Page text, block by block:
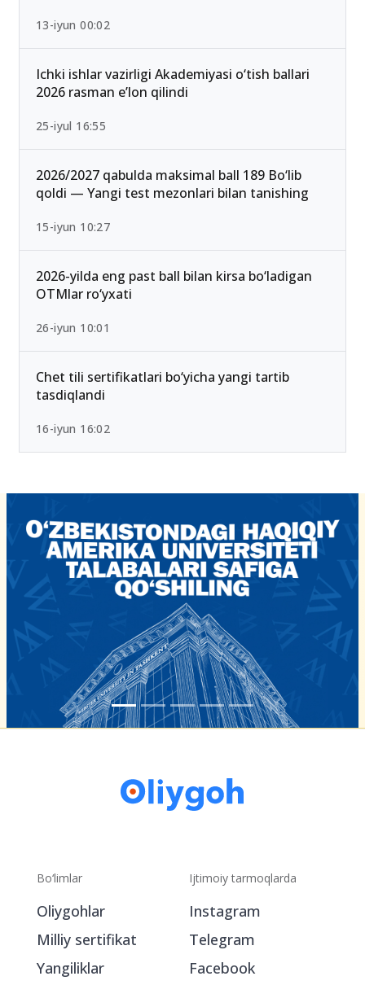
Qabul-2026: Eng past o‘tish ballari bilan kirish
mumkin bo‘lgan yo‘nalishlar
13-iyun 00:02
Ichki ishlar vazirligi Akademiyasi o‘tish ballari
2026 rasman e’lon qilindi
25-iyul 16:55
2026/2027 qabulda maksimal ball 189 Bo‘lib
qoldi — Yangi test mezonlari bilan tanishing
15-iyun 10:27
2026-yilda eng past ball bilan kirsa bo‘ladigan
OTMlar ro‘yxati
26-iyun 10:01
Chet tili sertifikatlari bo‘yicha yangi tartib
tasdiqlandi
Bo‘limlar
Oliygohlar
Ijtimoiy tarmoqlarda
Instagram